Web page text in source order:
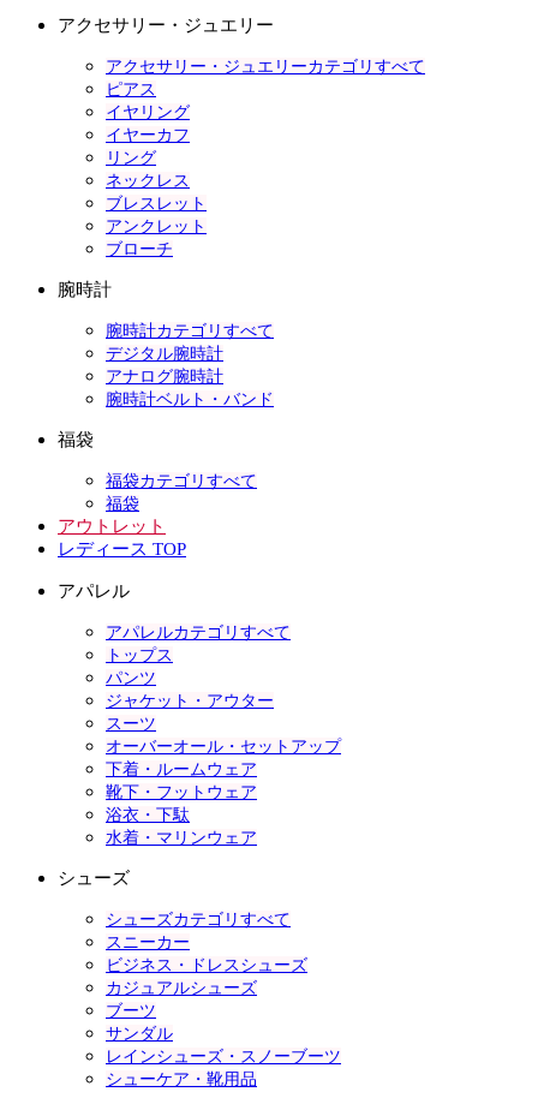
アクセサリー・ジュエリー
アクセサリー・ジュエリーカテゴリすべて
ピアス
イヤリング
イヤーカフ
リング
ネックレス
ブレスレット
アンクレット
ブローチ
腕時計
腕時計カテゴリすべて
デジタル腕時計
アナログ腕時計
腕時計ベルト・バンド
福袋
福袋カテゴリすべて
福袋
アウトレット
レディース TOP
アパレル
アパレルカテゴリすべて
トップス
パンツ
ジャケット・アウター
スーツ
オーバーオール・セットアップ
下着・ルームウェア
靴下・フットウェア
浴衣・下駄
水着・マリンウェア
シューズ
シューズカテゴリすべて
スニーカー
ビジネス・ドレスシューズ
カジュアルシューズ
ブーツ
サンダル
レインシューズ・スノーブーツ
シューケア・靴用品